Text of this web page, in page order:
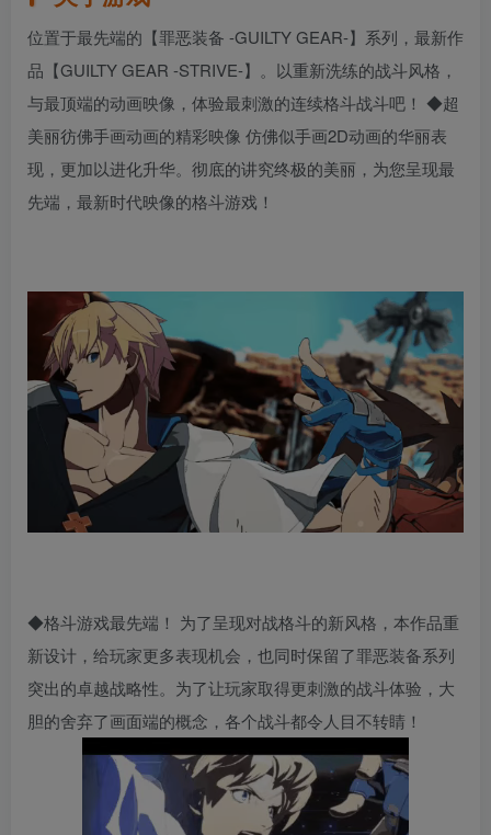
位置于最先端的【罪恶装备 -GUILTY GEAR-】系列，最新作
品【GUILTY GEAR -STRIVE-】。以重新洗练的战斗风格，
与最顶端的动画映像，体验最刺激的连续格斗战斗吧！ ◆超
美丽彷佛手画动画的精彩映像 仿佛似手画2D动画的华丽表
现，更加以进化升华。彻底的讲究终极的美丽，为您呈现最
先端，最新时代映像的格斗游戏！
◆格斗游戏最先端！ 为了呈现对战格斗的新风格，本作品重
新设计，给玩家更多表现机会，也同时保留了罪恶装备系列
突出的卓越战略性。为了让玩家取得更刺激的战斗体验，大
胆的舍弃了画面端的概念，各个战斗都令人目不转睛！